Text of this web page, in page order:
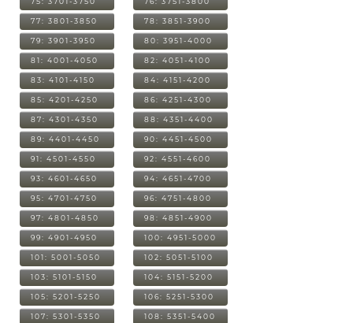
77: 3801-3850 78: 3851-3900
79: 3901-3950 80: 3951-4000
81: 4001-4050 82: 4051-4100
83: 4101-4150 84: 4151-4200
85: 4201-4250 86: 4251-4300
87: 4301-4350 88: 4351-4400
89: 4401-4450 90: 4451-4500
91: 4501-4550 92: 4551-4600
93: 4601-4650 94: 4651-4700
95: 4701-4750 96: 4751-4800
97: 4801-4850 98: 4851-4900
99: 4901-4950 100: 4951-5000
101: 5001-5050 102: 5051-5100
103: 5101-5150 104: 5151-5200
105: 5201-5250 106: 5251-5300
107: 5301-5350 108: 5351-5400